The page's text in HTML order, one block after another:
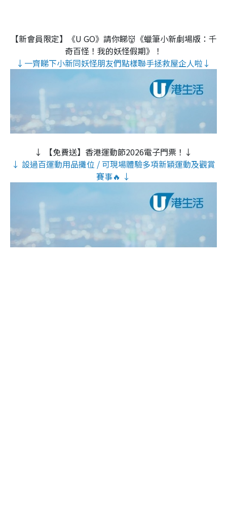
【新會員限定】《U GO》請你睇👹《蠟筆小新劇場版：千
奇百怪！我的妖怪假期》！
↓一齊睇下小新同妖怪朋友們點樣聯手拯救屋企人啦↓
↓ 【免費送】香港運動節2026電子門票！↓
↓ 設過百運動用品攤位 / 可現場體驗多項新穎運動及觀賞
賽事🔥 ↓